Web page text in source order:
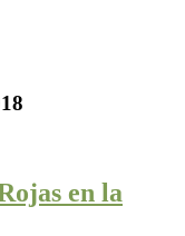
en la